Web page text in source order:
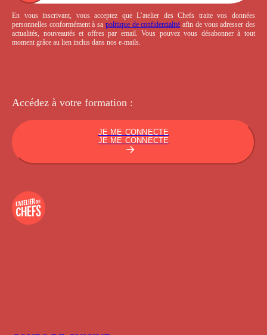
En vous inscrivant, vous acceptez que L’atelier des Chefs traite vos données
personnelles conformément à sa politique de confidentialité afin de vous adresser des
actualités, nouveautés et offres par email. Vous pouvez vous désabonner à tout
moment grâce au lien inclus dans nos e-mails.
Accédez à votre formation :
JE ME CONNECTE
JE ME CONNECTE